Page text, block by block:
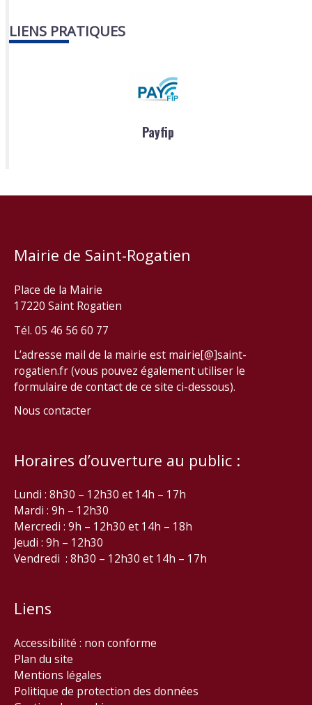
LIENS PRATIQUES
Payfip
Mairie de Saint-Rogatien
Place de la Mairie
17220 Saint Rogatien
Tél. 05 46 56 60 77
L’adresse mail de la mairie est mairie[@]saint-
rogatien.fr (vous pouvez également utiliser le
formulaire de contact de ce site ci-dessous).
Nous contacter
Horaires d’ouverture au public :
Lundi : 8h30 – 12h30 et 14h – 17h
Mardi : 9h – 12h30
Mercredi : 9h – 12h30 et 14h – 18h
Jeudi : 9h – 12h30
Vendredi : 8h30 – 12h30 et 14h – 17h
Liens
Accessibilité : non conforme
Plan du site
Mentions légales
Politique de protection des données